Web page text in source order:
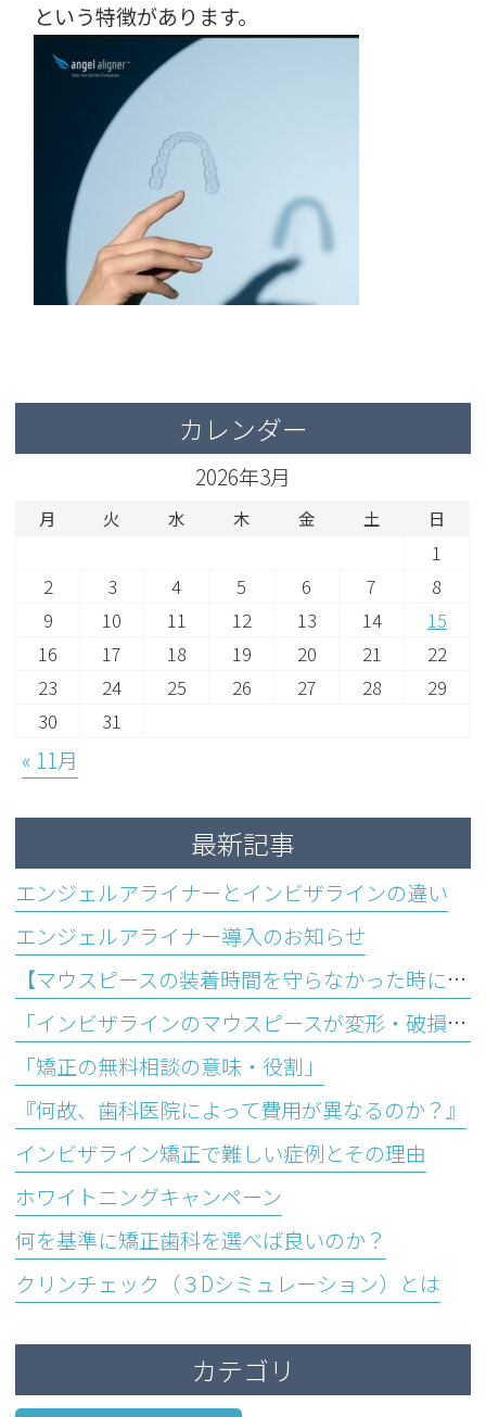
という特徴があります。
カレンダー
2026年3月
月 火 水 木 金 土 日
1
2
3 4 5 6 7
8
9
10 11 12 13 14
15
16
17 18 19 20 21
22
23
24 25 26 27 28
29
30
31
« 11月
最新記事
エンジェルアライナーとインビザラインの違い
エンジェルアライナー導入のお知らせ
【マウスピースの装着時間を守らなかった時に起こり得るデメリットとは？】
「インビザラインのマウスピースが変形・破損する主な原因＆対処方法」
「矯正の無料相談の意味・役割」
『何故、歯科医院によって費用が異なるのか？』
インビザライン矯正で難しい症例とその理由
ホワイトニングキャンペーン
何を基準に矯正歯科を選べば良いのか？
クリンチェック（３Dシミュレーション）とは
カテゴリ